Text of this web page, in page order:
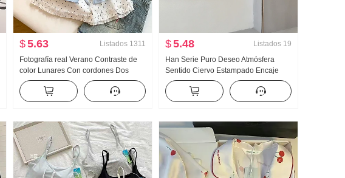
$5.63 Listados 1311
Fotografía real Verano Contraste de
color Lunares Con cordones Dos
piezas falsas Manga corta Camiseta
Mujer Verano Nuevo Estilo dulce
Nicho Top
$5.48 Listados 19
Han Serie Puro Deseo Atmósfera
Sentido Ciervo Estampado Encaje
Encaje Oblicuo Hombro Camiseta
Hombros descubiertos Top